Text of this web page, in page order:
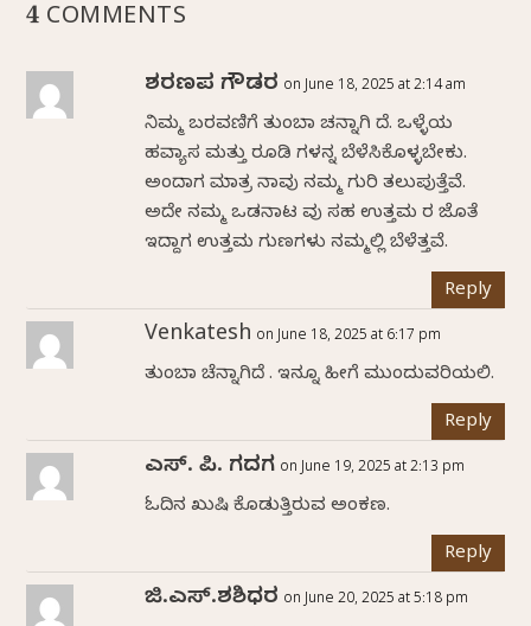
4 COMMENTS
ಶರಣಪ್ಪ ಗೌಡರ on June 18, 2025 at 2:14 am
ನಿಮ್ಮ ಬರವಣಿಗೆ ತುಂಬಾ ಚನ್ನಾಗಿ ದೆ. ಒಳ್ಳೆಯ
ಹವ್ಯಾಸ ಮತ್ತು ರೂಡಿ ಗಳನ್ನ ಬೆಳೆಸಿಕೊಳ್ಳಬೇಕು.
ಅಂದಾಗ ಮಾತ್ರ ನಾವು ನಮ್ಮ ಗುರಿ ತಲುಪುತ್ತೆವೆ.
ಅದೇ ನಮ್ಮ ಒಡನಾಟ ವು ಸಹ ಉತ್ತಮ ರ ಜೊತೆ
ಇದ್ದಾಗ ಉತ್ತಮ ಗುಣಗಳು ನಮ್ಮಲ್ಲಿ ಬೆಳೆತ್ತವೆ.
Reply
Venkatesh on June 18, 2025 at 6:17 pm
ತುಂಬಾ ಚೆನ್ನಾಗಿದೆ . ಇನ್ನೂ ಹೀಗೆ ಮುಂದುವರಿಯಲಿ.
Reply
ಎಸ್. ಪಿ. ಗದಗ on June 19, 2025 at 2:13 pm
ಓದಿನ ಖುಷಿ ಕೊಡುತ್ತಿರುವ ಅಂಕಣ.
Reply
ಜಿ.ಎಸ್.ಶಶಿಧರ on June 20, 2025 at 5:18 pm